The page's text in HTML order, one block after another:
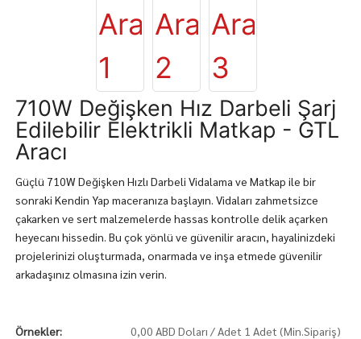
710W Değişken Hız Darbeli Şarj
Edilebilir Elektrikli Matkap - GTL
Aracı
Güçlü 710W Değişken Hızlı Darbeli Vidalama ve Matkap ile bir
sonraki Kendin Yap maceranıza başlayın. Vidaları zahmetsizce
çakarken ve sert malzemelerde hassas kontrolle delik açarken
heyecanı hissedin. Bu çok yönlü ve güvenilir aracın, hayalinizdeki
projelerinizi oluşturmada, onarmada ve inşa etmede güvenilir
arkadaşınız olmasına izin verin.
Örnekler:
0,00 ABD Doları / Adet 1 Adet (Min.Sipariş)